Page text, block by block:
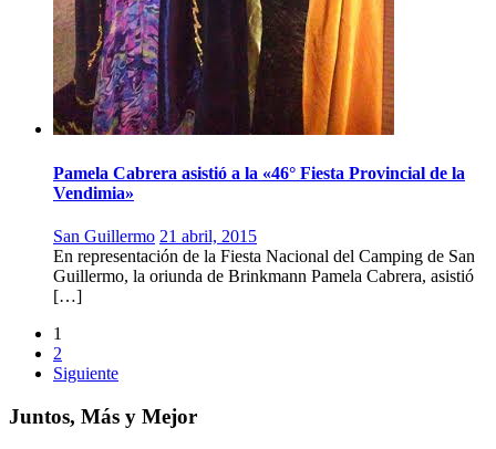
Pamela Cabrera asistió a la «46° Fiesta Provincial de la
Vendimia»
San Guillermo 21 abril, 2015
En representación de la Fiesta Nacional del Camping de San
Guillermo, la oriunda de Brinkmann Pamela Cabrera, asistió
[…]
1
2
Siguiente
Juntos, Más y Mejor